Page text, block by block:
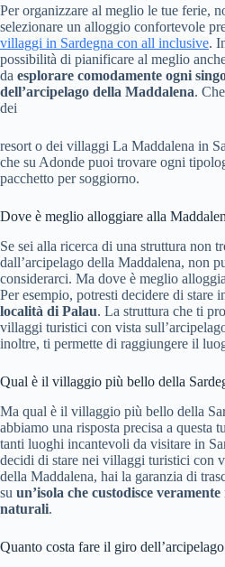
Per organizzare al meglio le tue ferie,
selezionare un alloggio confortevole
villaggi in Sardegna con all inclusive.
possibilità di pianificare al meglio
da esplorare comodamente ogni
dell’arcipelago della Maddalena.
dei
resort o dei villaggi La Maddalena in
che su Adonde puoi trovare ogni
pacchetto per soggiorno.
Dove è meglio alloggiare alla
Se sei alla ricerca di una struttura non
dall’arcipelago della Maddalena, non
considerarci. Ma dove è meglio
Per esempio, potresti decidere di stare
località di Palau. La struttura che ti
villaggi turistici con vista
inoltre, ti permette di raggiungere il
Qual è il villaggio più bello della
Ma qual è il villaggio più bello della
abbiamo una risposta precisa a questa
tanti luoghi incantevoli da visitare in
decidi di stare nei villaggi turistici con
della Maddalena, hai la garanzia di
su un’isola che custodisce veramente
naturali.
Quanto costa fare il giro